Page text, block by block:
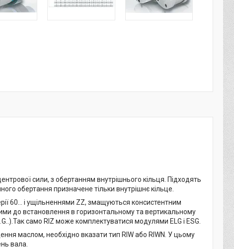
сили, з обертанням внутрішнього кільця. Підходять
обертання призначене тільки внутрішнє кільце.
60... і ущільненнями ZZ, змащуються консистентним
до встановлення в горизонтальному та вертикальному
само RIZ може комплектуватися модулями ELG і ESG.
маслом, необхідно вказати тип RIW або RIWN. У цьому
вала.